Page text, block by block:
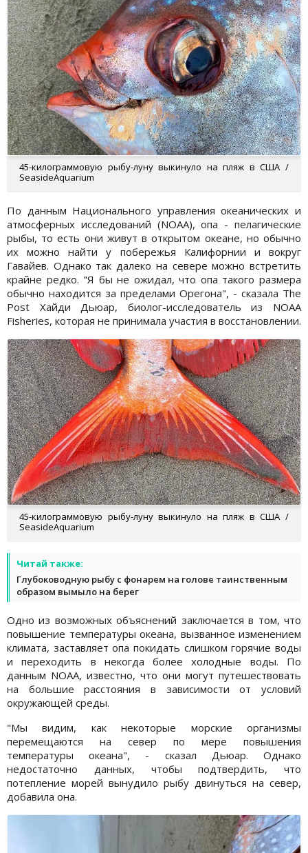
45-килограммовую рыбу-луну выкинуло на пляж в США /
SeasideAquarium
По данным Национального управления океанических и
атмосферных исследований (NOAA), опа - пелагические
рыбы, то есть они живут в открытом океане, но обычно
их можно найти у побережья Калифорнии и вокруг
Гавайев. Однако так далеко на севере можно встретить
крайне редко. "Я бы не ожидал, что опа такого размера
обычно находится за пределами Орегона", - сказала The
Post Хайди Дьюар, биолог-исследователь из NOAA
Fisheries, которая не принимала участия в восстановлении.
45-килограммовую рыбу-луну выкинуло на пляж в США /
SeasideAquarium
Читай также:
Глубоководную рыбу с фонарем на голове таинственным
образом вымыло на берег
Одно из возможных объяснений заключается в том, что
повышение температуры океана, вызванное изменением
климата, заставляет опа покидать слишком горячие воды
и переходить в некогда более холодные воды. По
данным NOAA, известно, что они могут путешествовать
на большие расстояния в зависимости от условий
окружающей среды.
"Мы видим, как некоторые морские организмы
перемещаются на север по мере повышения
температуры океана", - сказал Дьюар. Однако
недостаточно данных, чтобы подтвердить, что
потепление морей вынудило рыбу двинуться на север,
добавила она.